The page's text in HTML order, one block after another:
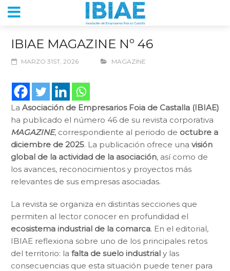
IBIAE MAGAZINE Nº 46
MARZO 31ST, 2026 MAGAZINE
La Asociación de Empresarios Foia de Castalla (IBIAE)
ha publicado el número 46 de su revista corporativa
MAGAZINE, correspondiente al periodo de octubre a
diciembre de 2025. La publicación ofrece una visión
global de la actividad de la asociación, así como de
los avances, reconocimientos y proyectos más
relevantes de sus empresas asociadas.
La revista se organiza en distintas secciones que
permiten al lector conocer en profundidad el
ecosistema industrial de la comarca. En el editorial,
IBIAE reflexiona sobre uno de los principales retos
del territorio: la falta de suelo industrial y las
consecuencias que esta situación puede tener para